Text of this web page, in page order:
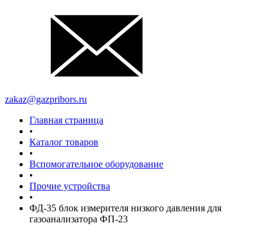
zakaz@gazpribors.ru
Главная страница
•
Каталог товаров
•
Вспомогательное оборудование
•
Прочие устройства
•
ФД-35 блок измерителя низкого давления для
газоанализатора ФП-23